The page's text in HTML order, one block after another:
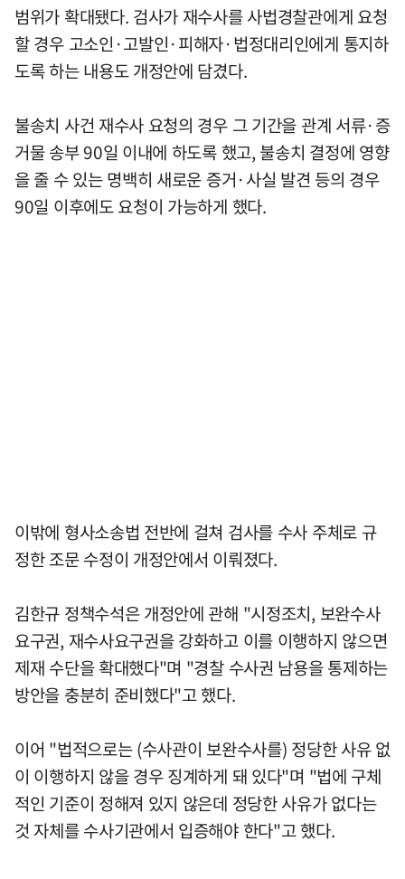
범위가 확대됐다. 검사가 재수사를 사법경찰관에게 요청
할 경우 고소인·고발인·피해자·법정대리인에게 통지하
도록 하는 내용도 개정안에 담겼다.
불송치 사건 재수사 요청의 경우 그 기간을 관계 서류·증
거물 송부 90일 이내에 하도록 했고, 불송치 결정에 영향
을 줄 수 있는 명백히 새로운 증거·사실 발견 등의 경우
90일 이후에도 요청이 가능하게 했다.
이밖에 형사소송법 전반에 걸쳐 검사를 수사 주체로 규
정한 조문 수정이 개정안에서 이뤄졌다.
김한규 정책수석은 개정안에 관해 "시정조치, 보완수사
요구권, 재수사요구권을 강화하고 이를 이행하지 않으면
제재 수단을 확대했다"며 "경찰 수사권 남용을 통제하는
방안을 충분히 준비했다"고 했다.
이어 "법적으로는 (수사관이 보완수사를) 정당한 사유 없
이 이행하지 않을 경우 징계하게 돼 있다"며 "법에 구체
적인 기준이 정해져 있지 않은데 정당한 사유가 없다는
것 자체를 수사기관에서 입증해야 한다"고 했다.